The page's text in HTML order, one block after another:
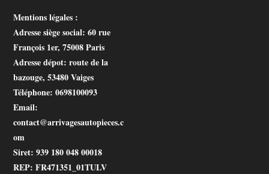
Mentions légales :
Adresse siège social: 60 rue
François 1er, 75008 Paris
Adresse dépot: route de la
bazouge, 53480 Vaiges
Téléphone: 0698100093
Email:
contact@arrivagesautopieces.c
om
Siret: 939 180 048 00018
REP: FR471351_01TULV